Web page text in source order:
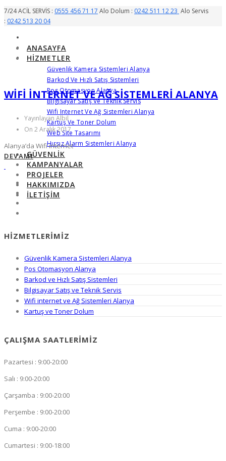
7/24 ACİL SERVİS : 0555 456 71 17 Alo Dolum : 0242 511 12 23 Alo Servis
: 0242 513 20 04
ANASAYFA
HIZMETLER
Güvenlik Kamera Sistemleri Alanya
Barkod Ve Hızlı Satış Sistemleri
Pos Otomasyon Alanya
Bilgisayar Satış Ve Teknik Servis
Wifi Internet Ve Ağ Sistemleri Alanya
Kartuş Ve Toner Dolum
Web Site Tasarımı
Hırsız Alarm Sistemleri Alanya
GÜVENLIK
KAMPANYALAR
PROJELER
HAKKIMIZDA
İLETIŞIM
WIFI INTERNET VE AĞ SISTEMLERI ALANYA
Yayınlayan Albil
On 2 Aralık 2017
Alanya’da Wifi internet
DEVAMI
HIZMETLERIMIZ
Güvenlik Kamera Sistemleri Alanya
Pos Otomasyon Alanya
Barkod ve Hızlı Satış Sistemleri
Bilgisayar Satış ve Teknik Servis
Wifi internet ve Ağ Sistemleri Alanya
Kartuş ve Toner Dolum
ÇALIŞMA SAATLERIMIZ
Pazartesi : 9:00-20:00
Salı : 9:00-20:00
Çarşamba : 9:00-20:00
Perşembe : 9:00-20:00
Cuma : 9:00-20:00
Cumartesi : 9:00-18:00